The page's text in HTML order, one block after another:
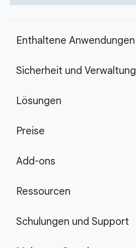
Enthaltene Anwendungen
Sicherheit und Verwaltung
Lösungen
Preise
Add-ons
Ressourcen
Schulungen und Support